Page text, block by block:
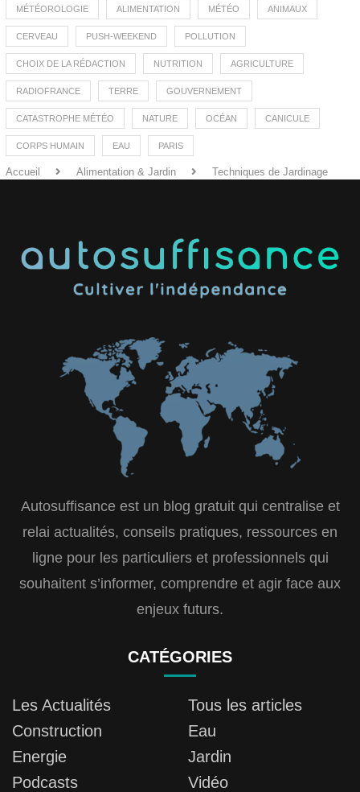
MÉTÉOROLOGIE ALIMENTATION MÉTÉO ANIMAUX
CERVEAU PUSH-WEEKEND POLLUTION
CHOIX DE LA RÉDACTION NUTRITION AGRICULTURE
RADIOFRANCE TERRE GOUVERNEMENT
CATASTROPHE MÉTÉO NATURE OCÉAN CANICULE
CORPS HUMAIN EAU PARIS
Accueil Alimentation & Jardin Techniques de Jardinage
Autosuffisance est un blog gratuit qui centralise et
relai actualités, conseils pratiques, ressources en
ligne pour les particuliers et professionnels qui
souhaitent s’informer, comprendre et agir face aux
enjeux futurs.
CATÉGORIES
Les Actualités
Tous les articles
Construction
Eau
Energie
Jardin
Podcasts
Vidéo